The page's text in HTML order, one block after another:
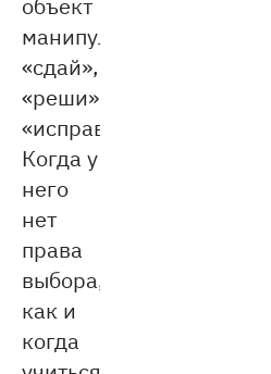
манипуляций:
«сдай»,
«реши»,
«исправь».
Когда у
него
нет
права
выбора,
как и
когда